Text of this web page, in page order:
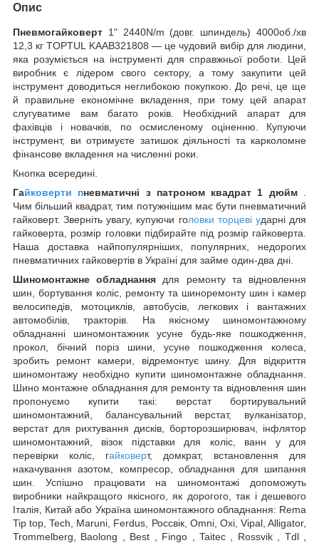
Опис
Пневмогайковерт 1" 2440N/m (довг. шпиндель) 4000об./хв
12,3 кг TOPTUL KAAB321808 — це чудовий вибір для людини,
яка розуміється на інструменті для справжньої роботи. Цей
виробник є лідером свого сектору, а тому закупити цей
інструмент доводиться неглибокою покупкою. До речі, це ще
й правильне економічне вкладення, при тому цей апарат
слугуватиме вам багато років. Необхідний апарат для
фахівців і новачків, по осмисленому оціненню. Купуючи
інструмент, ви отримуєте затишок діяльності та карколомне
фінансове вкладення на численні роки.
Кнопка всередині.
Гайковерти пневматичні з патроном квадрат 1 дюйм
Чим більший квадрат, тим потужнішим має бути пневматичний
гайковерт. Зверніть увагу, купуючи головки торцеві ударні для
гайковерта, розмір головки підбирайте під розмір гайковерта.
Наша доставка найпопулярніших, популярних, недорогих
пневматичних гайковертів в Україні для займе один-два дні.
Шиномонтажне обладнання для ремонту та відновлення
шин, бортування коліс, ремонту та шиноремонту шин і камер
велосипедів, мотоциклів, автобусів, легкових і вантажних
автомобілів, тракторів. На якісному шиномонтажному
обладнанні шиномонтажник усуне будь-яке пошкодження,
прокол, бічний поріз шини, усуне пошкодження колеса,
зробить ремонт камери, відремонтує шину. Для відкриття
шиномонтажу необхідно купити шиномонтажне обладнання.
Шино монтажне обладнання для ремонту та відновлення шин
пропонуємо купити такі: верстат бортирувальний
шиномонтажний, балансувальний верстат, вулканізатор,
верстат для рихтування дисків, борторозширювач, інфлятор
шиномонтажний, візок підставки для коліс, ванн у для
перевірки коліс, гайковерт, домкрат, встановлення для
накачування азотом, компресор, обладнання для шипання
шин. Успішно працювати на шиномонтажі допоможуть
виробники найкращого якісного, як дорогого, так і дешевого
Італія, Китай або Україна шиномонтажного обладнання: Rema
Tip top, Tech, Maruni, Ferdus, Россвік, Omni, Oxi, Vipal, Alligator,
Trommelberg, Baolong , Best , Fingo , Taitec , Rossvik , Tdl ,